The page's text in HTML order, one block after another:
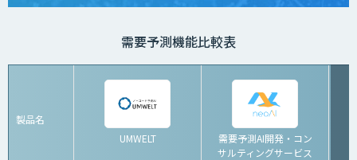
需要予測機能比較表
製品名
UMWELT
需要予測AI開発・コン
サルティングサービス